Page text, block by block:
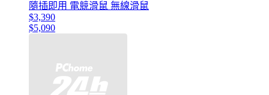
隨插即用 電競滑鼠 無線滑鼠
$3,390
$5,090